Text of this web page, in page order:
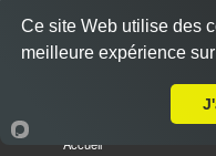
Accueil
Ce site Web utilise des
meilleure expérience